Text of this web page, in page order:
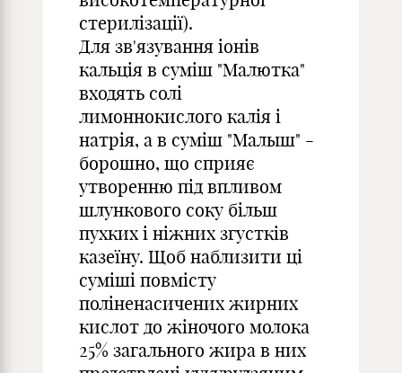
стерилізації).
Для зв'язування іонів
кальція в суміш "Малютка"
входять солі
лимоннокислого калія і
натрія, а в суміш "Малыш" -
борошно, що сприяє
утворенню під впливом
шлункового соку більш
пухких і ніжних згустків
казеїну. Щоб наблизити ці
суміші повмісту
поліненасичених жирних
кислот до жіночого молока
25% загального жира в них